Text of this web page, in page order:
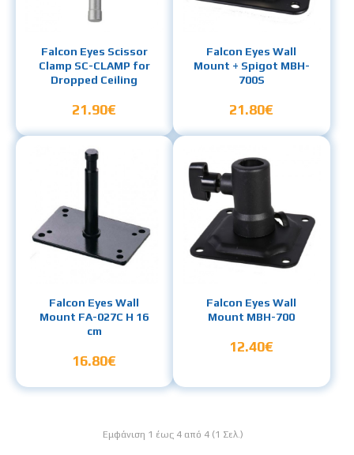
Falcon Eyes Scissor
Clamp SC-CLAMP for
Dropped Ceiling
21.90€
Falcon Eyes Wall
Mount + Spigot MBH-
700S
21.80€
Falcon Eyes Wall
Mount FA-027C H 16
cm
16.80€
Falcon Eyes Wall
Mount MBH-700
12.40€
Εμφάνιση 1 έως 4 από 4 (1 Σελ.)